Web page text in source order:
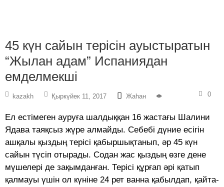
45 күн сайын терісін ауыстыратын
“Жылан адам” Испаниядан
емделмекші
kazakh Қыркүйек 11, 2017 Жаһан 0
Ел естімеген ауруға шалдыққан 16 жастағы Шалини
Ядава таяқсыз жүре алмайды. Себебі дүние есігін
ашқалы қыздың терісі қабыршықтанып, әр 45 күн
сайын түсіп отырады. Содан жас қыздың өзге дене
мүшелері де зақымданған. Терісі құрғап әрі қатып
қалмауы үшін ол күніне 24 рет ванна қабылдап, қайта-